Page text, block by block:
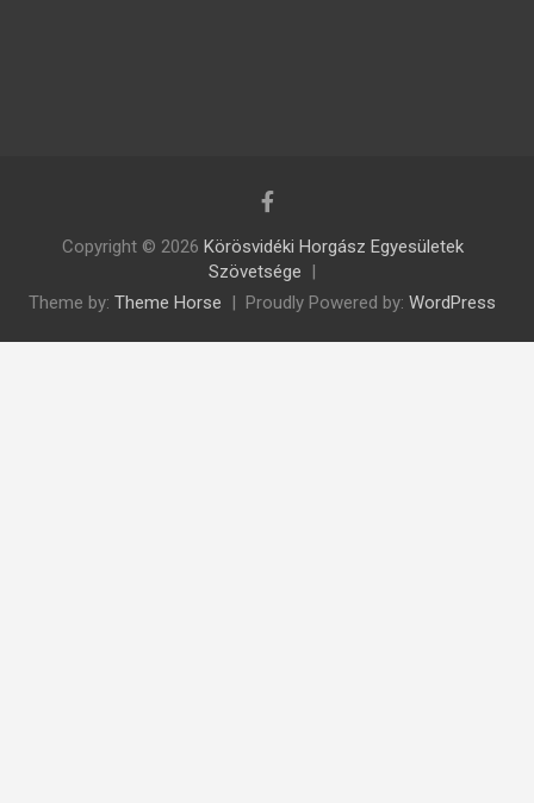
Copyright © 2026 Körösvidéki Horgász Egyesületek
Szövetsége
Theme by: Theme Horse Proudly Powered by: WordPress